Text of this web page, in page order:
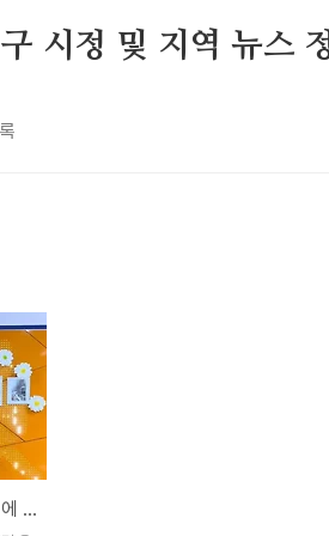
시정 및 지역 뉴스
지하철 참사 23주기…중앙로역에 ‘기억 공간’ 연다